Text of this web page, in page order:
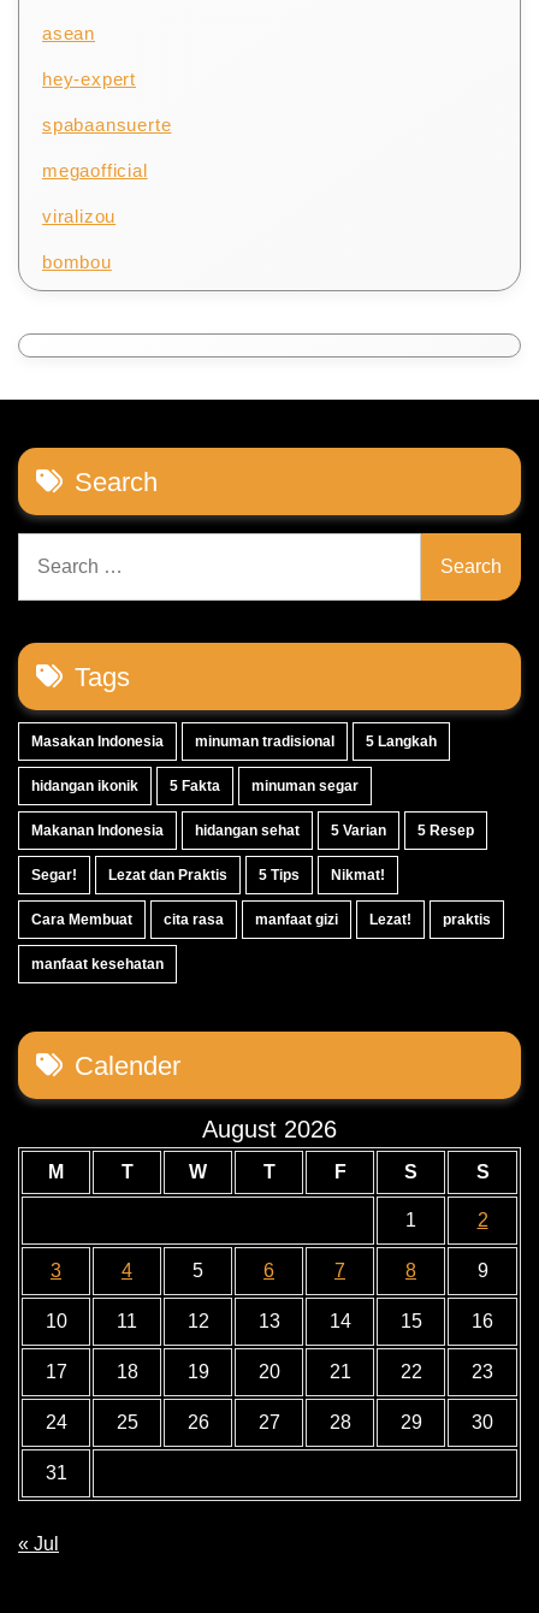
asean
hey-expert
spabaansuerte
megaofficial
viralizou
bombou
Search
for:
Tags
Masakan Indonesia minuman tradisional 5 Langkah
hidangan ikonik 5 Fakta minuman segar
Makanan Indonesia hidangan sehat 5 Varian 5 Resep
Segar! Lezat dan Praktis 5 Tips Nikmat!
Cara Membuat cita rasa manfaat gizi Lezat! praktis
manfaat kesehatan
Calender
August 2026
M T W T F S S
1 2
3 4 5 6 7 8 9
10 11 12 13 14 15 16
17 18 19 20 21 22 23
24 25 26 27 28 29 30
31
« Jul